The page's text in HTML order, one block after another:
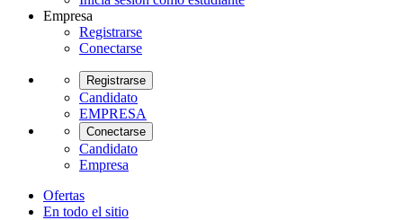
Empresa
Registrarse
Conectarse
Registrarse
Candidato
EMPRESA
Conectarse
Candidato
Empresa
Ofertas
En todo el sitio